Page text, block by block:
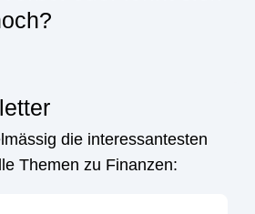
die interessantesten
Themen zu Finanzen: